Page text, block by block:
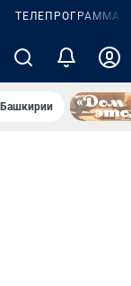
ТЕЛЕПРОГРАММА
Башкирии